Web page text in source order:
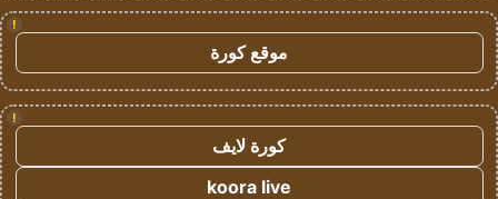
!
موقع كورة
!
كورة لايف
koora live